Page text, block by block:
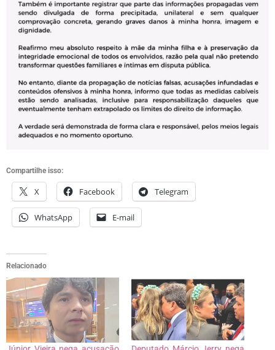
Compartilhe isso:
X Facebook Telegram
WhatsApp E-mail
Relacionado